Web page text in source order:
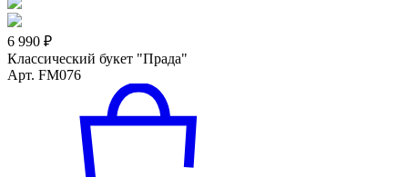
6 990 ₽
Классический букет "Прада"
Арт. FM076